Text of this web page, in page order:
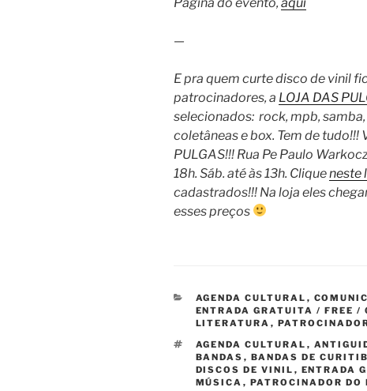
—
E pra quem curte disco de vinil
patrocinadores, a LOJA DAS
selecionados: rock, mpb,
coletâneas e box. Tem de tudo!!!
PULGAS!!! Rua Pe Paulo
18h. Sáb. até às 13h. Cliqueneste
cadastrados!!! Na loja eles
esses preços
CATEGORIAS
AGENDA CULTURAL ,
ENTRADA GRATUITA / FREE /
LITERATURA ,
TAGS
AGENDA CULTURAL ,
BANDAS , BANDAS DE
DISCOS DE VINIL , ENTRADA
MÚSICA , PATROCINADOR DO